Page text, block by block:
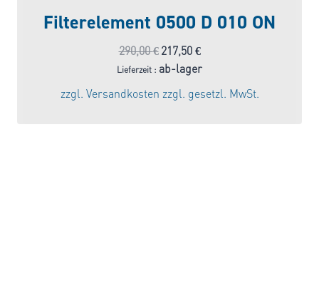
Filterelement 0500 D 010 ON
290,00€ Ursprünglicher
Preis
war:
290,00 €
217,50 €Aktueller
Preis
Lieferzeit : ab-lager
zzgl. Versandkosten zzgl. gesetzl. MwSt.